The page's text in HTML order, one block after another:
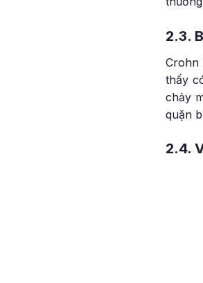
2.3.
Crohn
thấy
chảy
quặn
2.4.